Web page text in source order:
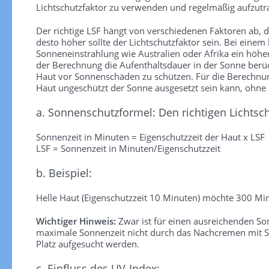
Lichtschutzfaktor zu verwenden und regelmäßig
Der richtige LSF hängt von verschiedenen Faktoren
desto höher sollte der Lichtschutzfaktor sein. Bei
Sonneneinstrahlung wie Australien oder Afrika ein
der Berechnung die Aufenthaltsdauer in der Sonne
Haut vor Sonnenschäden zu schützen. Für die
Haut ungeschützt der Sonne ausgesetzt sein kann,
a. Sonnenschutzformel: Den richtigen
Sonnenzeit in Minuten = Eigenschutzzeit der Haut x LSF
LSF = Sonnenzeit in Minuten/Eigenschutzzeit
b. Beispiel:
Helle Haut (Eigenschutzzeit 10 Minuten) möchte 300
Wichtiger Hinweis: Zwar ist für einen ausreichenden
maximale Sonnenzeit nicht durch das Nachcremen mit
Platz aufgesucht werden.